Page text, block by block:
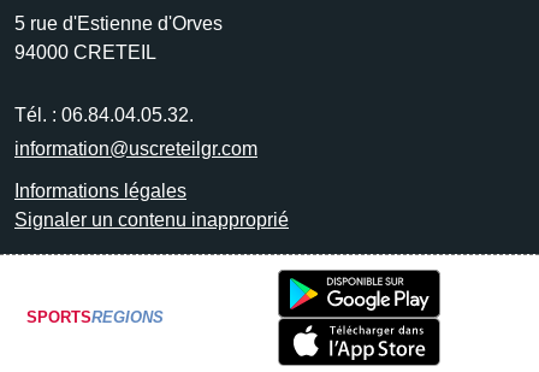
5 rue d'Estienne d'Orves
94000 CRETEIL
Tél. : 06.84.04.05.32.
information@uscreteilgr.com
Informations légales
Signaler un contenu inapproprié
SPORTSREGIONS